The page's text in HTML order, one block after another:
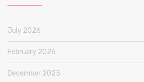
July 2026
February 2026
December 2025